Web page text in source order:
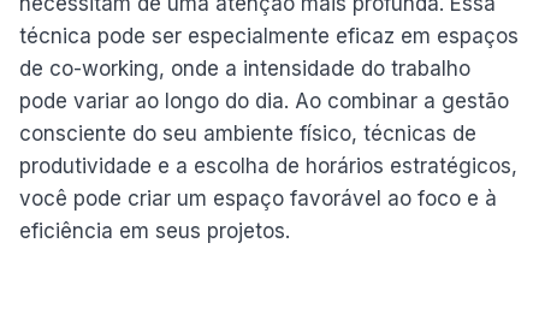
técnica pode ser especialmente eficaz em espaços
de co-working, onde a intensidade do trabalho
pode variar ao longo do dia. Ao combinar a gestão
consciente do seu ambiente físico, técnicas de
produtividade e a escolha de horários estratégicos,
você pode criar um espaço favorável ao foco e à
eficiência em seus projetos.